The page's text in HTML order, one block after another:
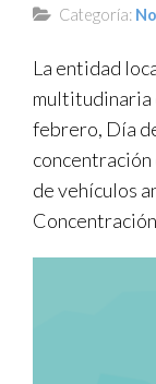
Categoría:
La entidad
multitudinaria
febrero, Día
concentración
de vehículos